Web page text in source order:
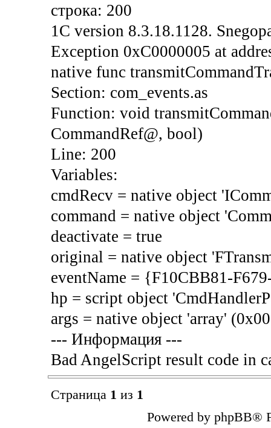
строка: 200
1C version 8.3.18.1128.
Exception 0xC0000005 at
native func
Section: com_events.as
Function: void
CommandRef@, bool)
Line: 200
Variables:
cmdRecv = native object
command = native object
deactivate = true
original = native object
eventName = {F10CBB81-
hp = script object
args = native object 'array'
--- Информация ---
Bad AngelScript result code in
Страница 1 из 1
Powered by phpBB®